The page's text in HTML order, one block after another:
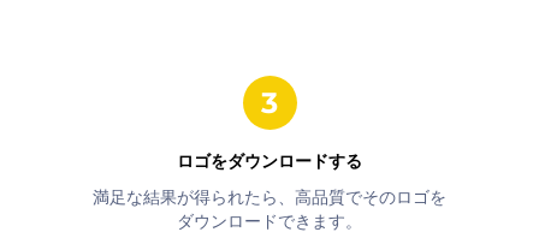
ロゴをダウンロードする
満足な結果が得られたら、高品質でそのロゴを
ダウンロードできます。